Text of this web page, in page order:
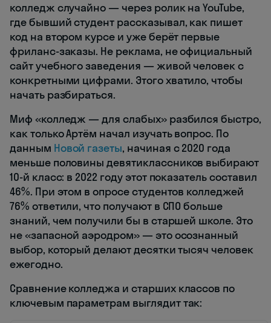
колледж случайно — через ролик на YouTube,
где бывший студент рассказывал, как пишет
код на втором курсе и уже берёт первые
фриланс-заказы. Не реклама, не официальный
сайт учебного заведения — живой человек с
конкретными цифрами. Этого хватило, чтобы
начать разбираться.
Миф «колледж — для слабых» разбился быстро,
как только Артём начал изучать вопрос. По
данным Новой газеты, начиная с 2020 года
меньше половины девятиклассников выбирают
10-й класс: в 2022 году этот показатель составил
46%. При этом в опросе студентов колледжей
76% ответили, что получают в СПО больше
знаний, чем получили бы в старшей школе. Это
не «запасной аэродром» — это осознанный
выбор, который делают десятки тысяч человек
ежегодно.
Сравнение колледжа и старших классов по
ключевым параметрам выглядит так: